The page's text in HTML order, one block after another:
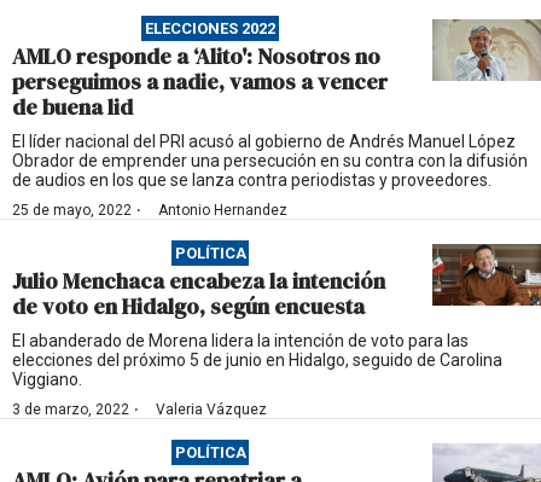
ELECCIONES 2022
AMLO responde a ‘Alito': Nosotros no
perseguimos a nadie, vamos a vencer
de buena lid
El líder nacional del PRI acusó al gobierno de Andrés Manuel López
Obrador de emprender una persecución en su contra con la difusión
de audios en los que se lanza contra periodistas y proveedores.
25 de mayo, 2022 · Antonio Hernandez
POLÍTICA
Julio Menchaca encabeza la intención
de voto en Hidalgo, según encuesta
El abanderado de Morena lidera la intención de voto para las
elecciones del próximo 5 de junio en Hidalgo, seguido de Carolina
Viggiano.
3 de marzo, 2022 · Valeria Vázquez
POLÍTICA